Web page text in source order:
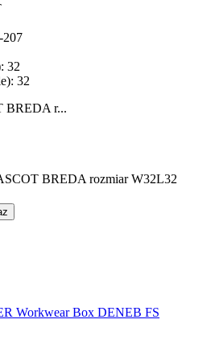
207
32
32
BREDA r...
BREDA rozmiar W32L32